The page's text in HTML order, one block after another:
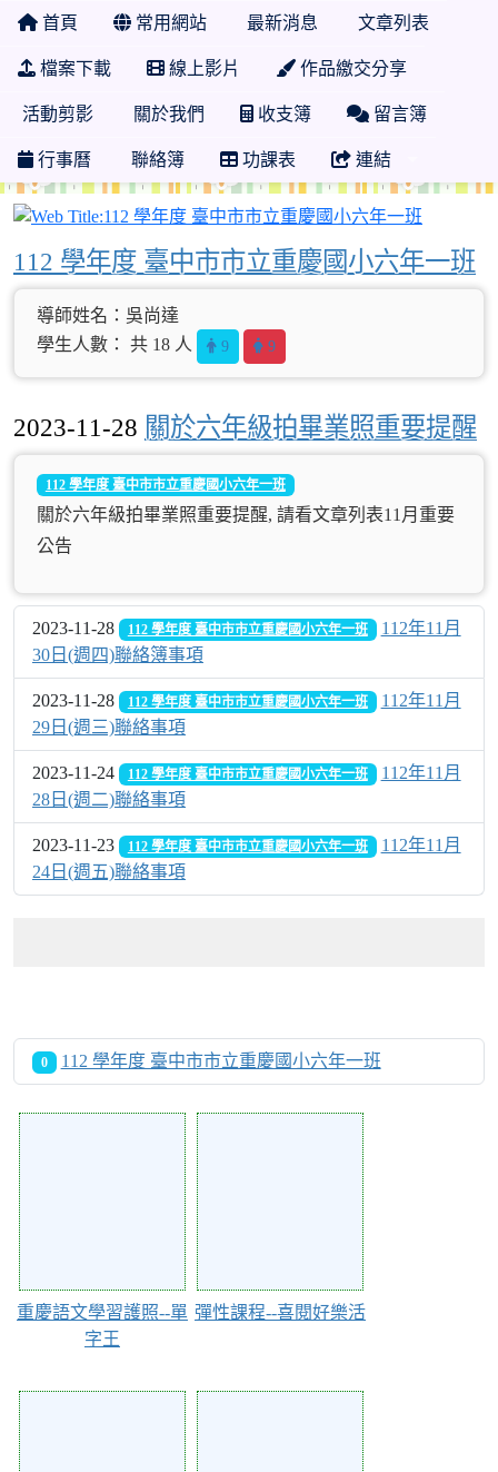
首頁 常用網站 最新消息 文章列表
檔案下載 線上影片 作品繳交分享
活動剪影 關於我們 收支簿 留言簿
行事曆 聯絡簿 功課表 連結
112 學年度 臺中市市立重慶國小六年一班
導師姓名：吳尚達
學生人數： 共 18 人
9 9
2023-11-28 關於六年級拍畢業照重要提醒
112 學年度 臺中市市立重慶國小六年一班
關於六年級拍畢業照重要提醒, 請看文章列表11月重要
公告
2023-11-28 112 學年度 臺中市市立重慶國小六年一班
112年11月
30日(週四)聯絡簿事項
2023-11-28 112 學年度 臺中市市立重慶國小六年一班
112年11月
29日(週三)聯絡事項
2023-11-24 112 學年度 臺中市市立重慶國小六年一班
112年11月
28日(週二)聯絡事項
2023-11-23 112 學年度 臺中市市立重慶國小六年一班
112年11月
24日(週五)聯絡事項
0 112 學年度 臺中市市立重慶國小六年一班
重慶語文學習護照--單
字王
彈性課程--喜閱好樂活